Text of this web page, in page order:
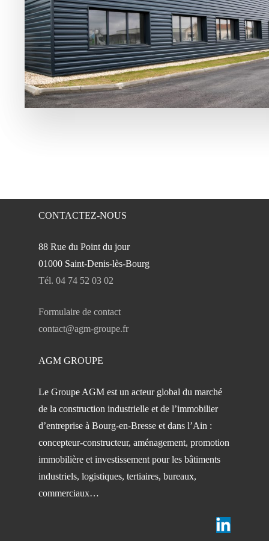
CONTACTEZ-NOUS
88 Rue du Point du jour
01000 Saint-Denis-lès-Bourg
Tél. 04 74 52 03 02
Formulaire de contact
contact@agm-groupe.fr
AGM GROUPE
Le Groupe AGM est un acteur global du marché
de la construction industrielle et de l’immobilier
d’entreprise à Bourg-en-Bresse et dans l’Ain :
concepteur-constructeur, aménagement, promotion
immobilière et investissement pour les bâtiments
industriels, logistiques, tertiaires, bureaux,
commerciaux…